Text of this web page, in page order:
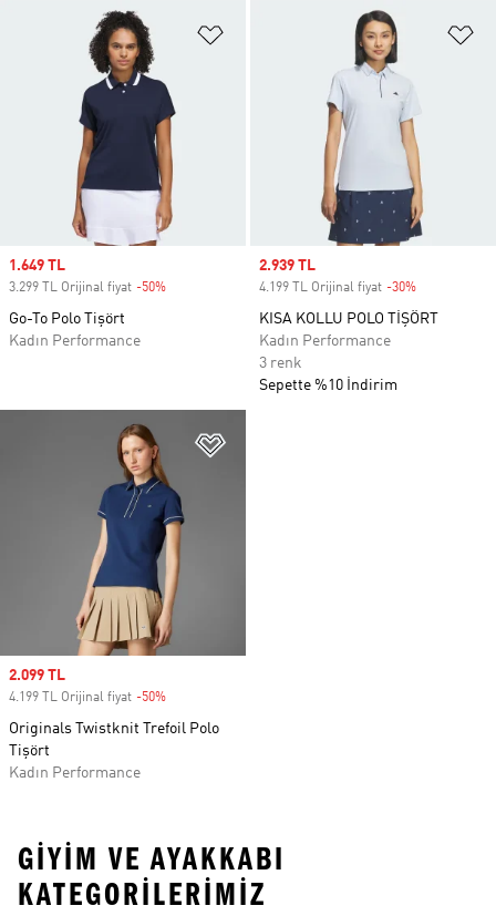
Favori Listesine Ekle
Sale price
1.649 TL
3.299 TL Orijinal fiyat -50%
Go-To Polo Tişört
Kadın Performance
Sale price
2.939 TL
4.199 TL Orijinal fiyat -30%
KISA KOLLU POLO TİŞÖRT
Kadın Performance
3 renk
Sepette %10 İndirim
Sale price
2.099 TL
4.199 TL Orijinal fiyat -50%
Originals Twistknit Trefoil Polo
Tişört
Kadın Performance
GIYIM VE AYAKKABI
KATEGORILERIMIZ